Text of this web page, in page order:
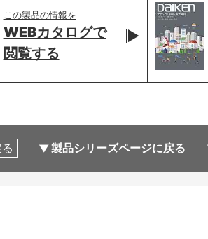
この製品の情報を
WEBカタログで
閲覧する
製品シリーズページに戻る